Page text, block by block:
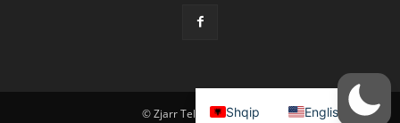
© Zjarr Televizion 2026
Shqip English